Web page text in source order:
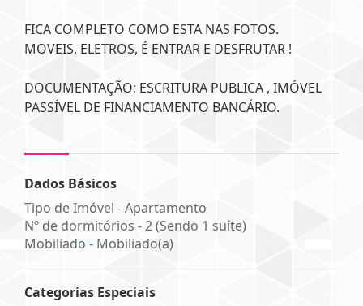
FICA COMPLETO COMO ESTA NAS FOTOS.
MOVEIS, ELETROS, É ENTRAR E DESFRUTAR !
DOCUMENTAÇÃO: ESCRITURA PUBLICA , IMÓVEL
PASSÍVEL DE FINANCIAMENTO BANCÁRIO.
Dados Básicos
Tipo de Imóvel - Apartamento
Nº de dormitórios - 2 (Sendo 1 suíte)
Mobiliado - Mobiliado(a)
Categorias Especiais